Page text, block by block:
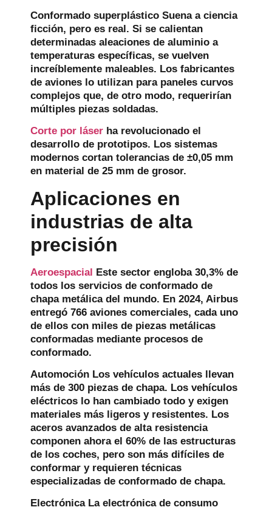
Conformado superplástico Suena a ciencia
ficción, pero es real. Si se calientan
determinadas aleaciones de aluminio a
temperaturas específicas, se vuelven
increíblemente maleables. Los fabricantes
de aviones lo utilizan para paneles curvos
complejos que, de otro modo, requerirían
múltiples piezas soldadas.
Corte por láser ha revolucionado el
desarrollo de prototipos. Los sistemas
modernos cortan tolerancias de ±0,05 mm
en material de 25 mm de grosor.
Aplicaciones en
industrias de alta
precisión
Aeroespacial Este sector engloba 30,3% de
todos los servicios de conformado de
chapa metálica del mundo. En 2024, Airbus
entregó 766 aviones comerciales, cada uno
de ellos con miles de piezas metálicas
conformadas mediante procesos de
conformado.
Automoción Los vehículos actuales llevan
más de 300 piezas de chapa. Los vehículos
eléctricos lo han cambiado todo y exigen
materiales más ligeros y resistentes. Los
aceros avanzados de alta resistencia
componen ahora el 60% de las estructuras
de los coches, pero son más difíciles de
conformar y requieren técnicas
especializadas de conformado de chapa.
ElectrónicaLa electrónica de consumo